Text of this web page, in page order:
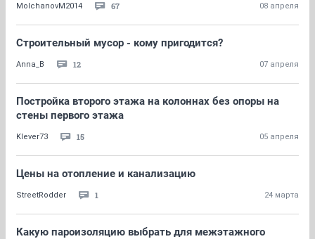
MolchanovM2014 67 08 апреля
Строительный мусор - кому пригодится?
Anna_B 12 07 апреля
Постройка второго этажа на колоннах без опоры на
стены первого этажа
Klever73 15 05 апреля
Цены на отопление и канализацию
StreetRodder 1 24 марта
Какую пароизоляцию выбрать для межэтажного